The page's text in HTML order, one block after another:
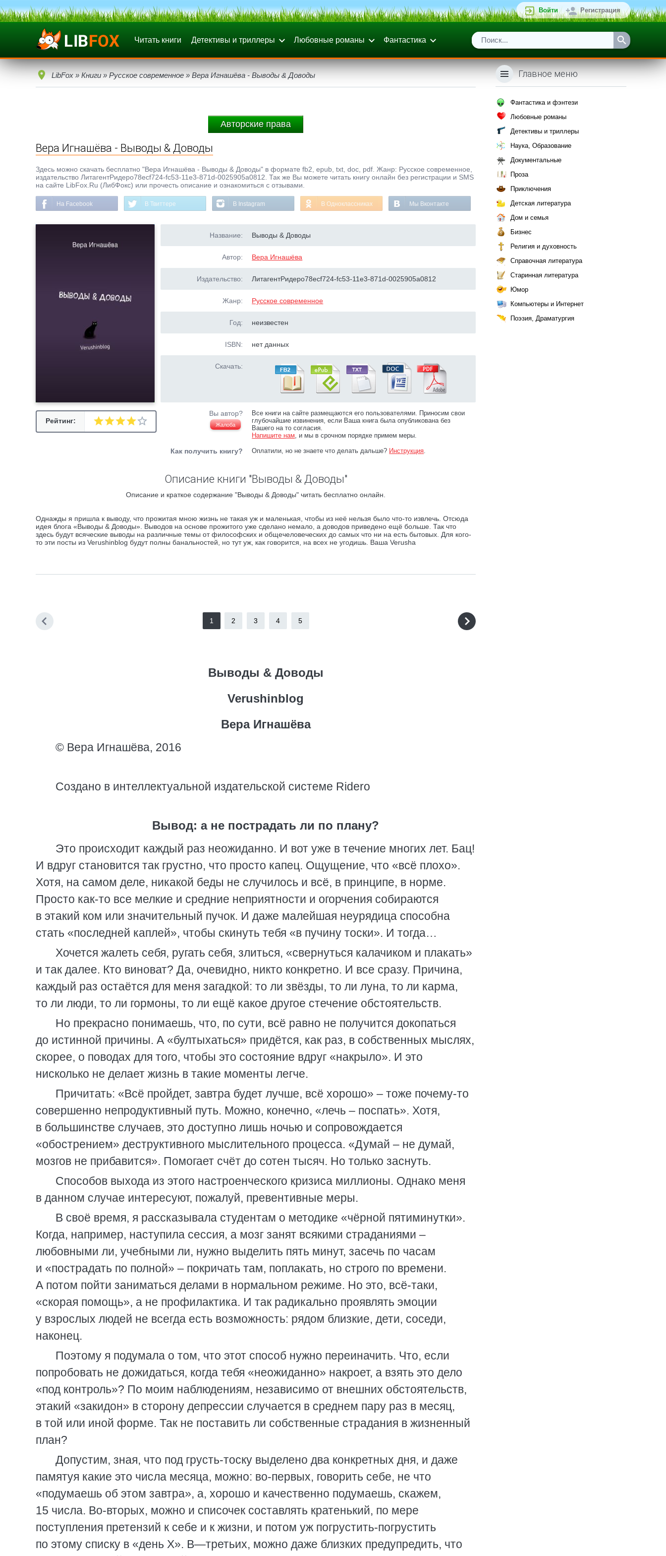
Войти Регистрация
Читать книги Детективы и триллеры Любовные романы Фантастика
LibFox » Книги » Русское современное » Вера Игнашёва - Выводы & Доводы
Авторские права
Вера Игнашёва - Выводы & Доводы
Здесь можно скачать бесплатно "Вера Игнашёва - Выводы & Доводы" в формате fb2, epub, txt, doc, pdf. Жанр: Русское современное,
издательство ЛитагентРидеро78ecf724-fc53-11e3-871d-0025905a0812. Так же Вы можете читать книгу онлайн без регистрации и SMS
на сайте LibFox.Ru (ЛибФокс) или прочесть описание и ознакомиться с отзывами.
На Facebook В Твиттере В Instagram В Одноклассниках Мы Вконтакте
Рейтинг:
Название: Выводы & Доводы
Автор: Вера Игнашёва
Издательство: ЛитагентРидеро78ecf724-fc53-11e3-871d-0025905a0812
Жанр: Русское современное
Год: неизвестен
ISBN: нет данных
Скачать:
Вы автор?
Жалоба
Все книги на сайте размещаются его пользователями. Приносим свои
глубочайшие извинения, если Ваша книга была опубликована без
Вашего на то согласия.
Напишите нам, и мы в срочном порядке примем меры.
Как получить книгу? Оплатили, но не знаете что делать дальше? Инструкция.
Описание книги "Выводы & Доводы"
Описание и краткое содержание "Выводы & Доводы" читать бесплатно онлайн.
Однажды я пришла к выводу, что прожитая мною жизнь не такая уж и маленькая, чтобы из неё нельзя было что-то извлечь. Отсюда
идея блога «Выводы & Доводы». Выводов на основе прожитого уже сделано немало, а доводов приведено ещё больше. Так что
здесь будут всяческие выводы на различные темы от философских и общечеловеческих до самых что ни на есть бытовых. Для кого-
то эти посты из Verushinblog будут полны банальностей, но тут уж, как говорится, на всех не угодишь. Ваша Verusha
1 2 3 4 5
Выводы & Доводы
Verushinblog
Вера Игнашёва
© Вера Игнашёва, 2016
Создано в интеллектуальной издательской системе Ridero
Вывод: а не пострадать ли по плану?
Это происходит каждый раз неожиданно. И вот уже в течение многих лет. Бац!
И вдруг становится так грустно, что просто капец. Ощущение, что «всё плохо».
Хотя, на самом деле, никакой беды не случилось и всё, в принципе, в норме.
Просто как-то все мелкие и средние неприятности и огорчения собираются
в этакий ком или значительный пучок. И даже малейшая неурядица способна
стать «последней каплей», чтобы скинуть тебя «в пучину тоски». И тогда…
Хочется жалеть себя, ругать себя, злиться, «свернуться калачиком и плакать»
и так далее. Кто виноват? Да, очевидно, никто конкретно. И все сразу. Причина,
каждый раз остаётся для меня загадкой: то ли звёзды, то ли луна, то ли карма,
то ли люди, то ли гормоны, то ли ещё какое другое стечение обстоятельств.
Но прекрасно понимаешь, что, по сути, всё равно не получится докопаться
до истинной причины. А «бултыхаться» придётся, как раз, в собственных мыслях,
скорее, о поводах для того, чтобы это состояние вдруг «накрыло». И это
нисколько не делает жизнь в такие моменты легче.
Причитать: «Всё пройдет, завтра будет лучше, всё хорошо» – тоже почему-то
совершенно непродуктивный путь. Можно, конечно, «лечь – поспать». Хотя,
в большинстве случаев, это доступно лишь ночью и сопровождается
«обострением» деструктивного мыслительного процесса. «Думай – не думай,
мозгов не прибавится». Помогает счёт до сотен тысяч. Но только заснуть.
Способов выхода из этого настроенческого кризиса миллионы. Однако меня
в данном случае интересуют, пожалуй, превентивные меры.
В своё время, я рассказывала студентам о методике «чёрной пятиминутки».
Когда, например, наступила сессия, а мозг занят всякими страданиями –
любовными ли, учебными ли, нужно выделить пять минут, засечь по часам
и «пострадать по полной» – покричать там, поплакать, но строго по времени.
А потом пойти заниматься делами в нормальном режиме. Но это, всё-таки,
«скорая помощь», а не профилактика. И так радикально проявлять эмоции
у взрослых людей не всегда есть возможность: рядом близкие, дети, соседи,
наконец.
Поэтому я подумала о том, что этот способ нужно переиначить. Что, если
попробовать не дожидаться, когда тебя «неожиданно» накроет, а взять это дело
«под контроль»? По моим наблюдениям, независимо от внешних обстоятельств,
этакий «закидон» в сторону депрессии случается в среднем пару раз в месяц,
в той или иной форме. Так не поставить ли собственные страдания в жизненный
план?
Допустим, зная, что под грусть-тоску выделено два конкретных дня, и даже
памятуя какие это числа месяца, можно: во-первых, говорить себе, не что
«подумаешь об этом завтра», а, хорошо и качественно подумаешь, скажем,
15 числа. Во-вторых, можно и списочек составлять кратенький, по мере
поступления претензий к себе и к жизни, и потом уж погрустить-погрустить
по этому списку в «день Х». В—третьих, можно даже близких предупредить, что
Главное меню
Фантастика и фэнтези
Любовные романы
Детективы и триллеры
Наука, Образование
Документальные
Проза
Приключения
Детская литература
Дом и семья
Бизнес
Религия и духовность
Справочная литература
Старинная литература
Юмор
Компьютеры и Интернет
Поэзия, Драматургия